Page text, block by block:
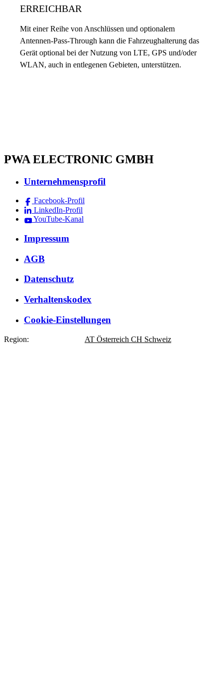
ERREICHBAR
Mit einer Reihe von Anschlüssen und optionalem
Antennen-Pass-Through kann die Fahrzeughalterung das
Gerät optional bei der Nutzung von LTE, GPS und/oder
WLAN, auch in entlegenen Gebieten, unterstützen.
PWA ELECTRONIC GMBH
Unternehmensprofil
Facebook-Profil
LinkedIn-Profil
YouTube-Kanal
Impressum
AGB
Datenschutz
Verhaltenskodex
Cookie-Einstellungen
Region: AT Österreich CH Schweiz